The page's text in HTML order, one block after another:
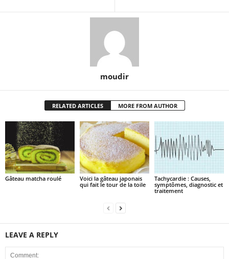
moudir
RELATED ARTICLES MORE FROM AUTHOR
Gâteau matcha roulé
Voici la gâteau japonais
qui fait le tour de la toile
Tachycardie : Causes,
symptômes, diagnostic et
traitement
LEAVE A REPLY